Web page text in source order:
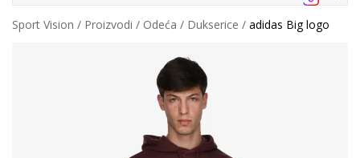
Sport Vision Proizvodi Odeća Dukserice adidas Big logo